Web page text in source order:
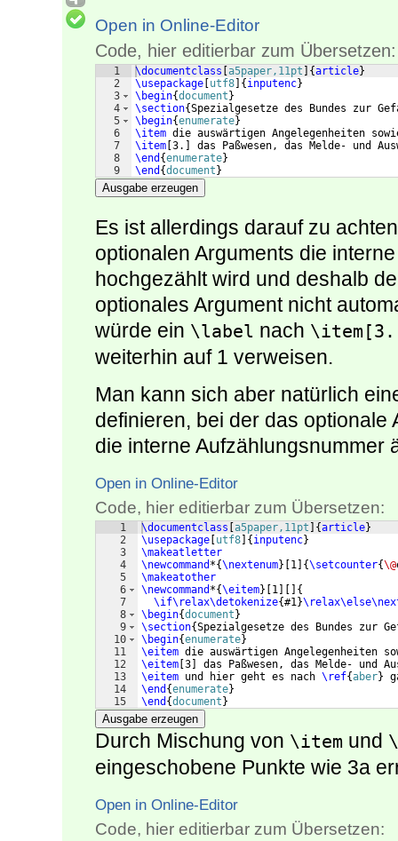
Open in Online-Editor
Code, hier editierbar zum Übersetzen:
1
2
3
4
5
6
7
8
9
\documentclass a5paper,11pt {article}
\usepackage utf8 { inputenc}
\begin{document }
\section{Spezialgesetze des Bundes zur
\begin{enumerate}
\item die auswärtigen Angelegenheiten
\item 3.
das Paßwesen, das Melde- und
\end {enumerate}
\end {document }
Ausgabe erzeugen
Es ist allerdings darauf zu
optionalen Arguments die
hochgezählt wird und deshalb
optionales Argument nicht
würde ein \label nach
weiterhin auf 1 verweisen.
Man kann sich aber natürlich
definieren, bei der das optionale
die interne Aufzählungsnummer
Open in Online-Editor
Code, hier editierbar zum Übersetzen:
1
2
3
4
5
6
7
8
9
10
11
12
13
14
15
\documentclass a5paper,11pt {article}
\usepackage utf8 { inputenc}
\makeatletter
\newcommand *{\nextenum} 1 {\setcounter{\@
\makeatother
\newcommand *{\eitem} 1
{
\if\relax\detokenize{#1}
\begin{document }
\section{Spezialgesetze des Bundes zur
\begin{enumerate}
\eitem die auswärtigen Angelegenheiten
\eitem 3
das Paßwesen, das Melde- und
\eitem und hier geht es nach \ref{aber}
\end {enumerate}
\end {document }
Ausgabe erzeugen
Durch Mischung von \item und
eingeschobene Punkte wie 3a
Open in Online-Editor
Code, hier editierbar zum Übersetzen: